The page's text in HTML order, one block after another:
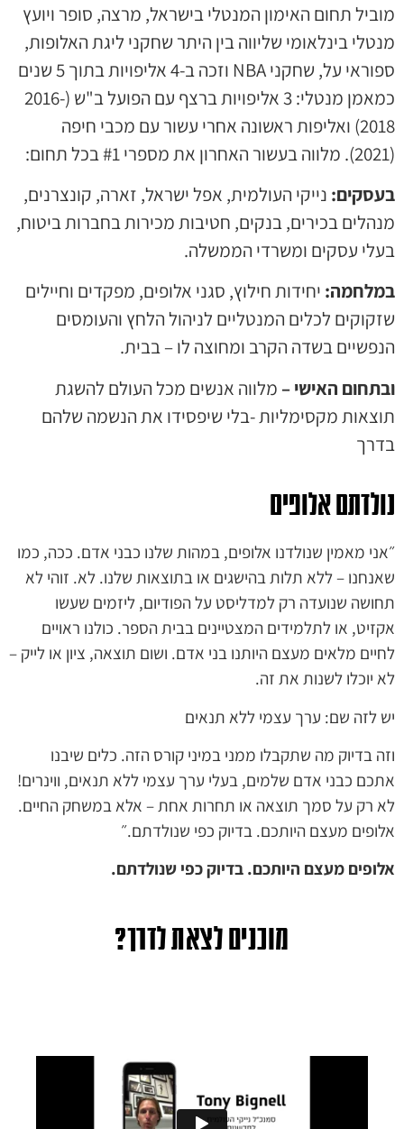
מוביל תחום האימון המנטלי בישראל, מרצה, סופר ויועץ
מנטלי בינלאומי שליווה בין היתר שחקני ליגת האלופות,
ספוראי על, שחקני NBA וזכה ב-4 אליפויות בתוך 5 שנים
כמאמן מנטלי: 3 אליפויות ברצף עם הפועל ב"ש (2016-
2018) ואליפות ראשונה אחרי עשור עם מכבי חיפה
בעשור האחרון את מספרי #1 בכל תחום:
בעסקים:נייקי העולמית, אפל ישראל, זארה, קונצרנים,
מנהלים בכירים, בנקים, חטיבות מכירות בחברות ביטוח,
בעלי עסקים ומשרדי הממשלה.
במלחמה:יחידות חילוץ, סגני אלופים, מפקדים וחיילים
שזקוקים לכלים המנטליים לניהול הלחץ והעומסים
הנפשיים בשדה הקרב ומחוצה לו – בבית.
ובתחום האישי –מלווה אנשים מכל העולם להשגת
תוצאות מקסימליות -בלי שיפסידו את הנשמה שלהם
בדרך
נולדתם אלופים
״אני מאמין שנולדנו אלופים, במהות שלנו כבני אדם. ככה, כמו
שאנחנו – ללא תלות בהישגים או בתוצאות שלנו. לא. זוהי לא
תחושה שנועדה רק למדליסט על הפודיום, ליזמים שעשו
אקזיט, או לתלמידים המצטיינים בבית הספר. כולנו ראויים
לחיים מלאים מעצם היותנו בני אדם. ושום תוצאה, ציון או לייק –
לא יוכלו לשנות את זה.
יש לזה שם: ערך עצמי ללא תנאים
וזה בדיוק מה שתקבלו ממני במיני קורס הזה. כלים שיבנו
אתכם כבני אדם שלמים, בעלי ערך עצמי ללא תנאים, ווינרים!
לא רק על סמך תוצאה או תחרות אחת – אלא במשחק החיים.
אלופים מעצם היותכם. בדיוק כפי שנולדתם.״
אלופים מעצם היותכם. בדיוק כפי שנולדתם.
מוכנים לצאת לדרך?